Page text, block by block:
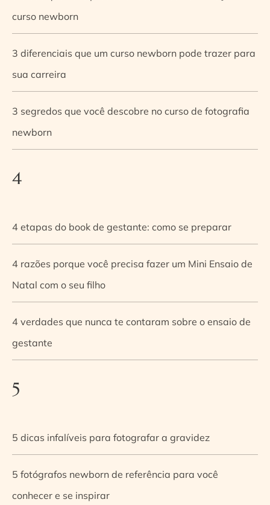
curso newborn
3 diferenciais que um curso newborn pode trazer para
sua carreira
3 segredos que você descobre no curso de fotografia
newborn
4
4 etapas do book de gestante: como se preparar
4 razões porque você precisa fazer um Mini Ensaio de
Natal com o seu filho
4 verdades que nunca te contaram sobre o ensaio de
gestante
5
5 dicas infalíveis para fotografar a gravidez
5 fotógrafos newborn de referência para você
conhecer e se inspirar